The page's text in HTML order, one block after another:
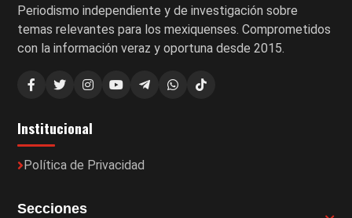
Periodismo independiente y de investigación sobre
temas relevantes para los mexiquenses. Comprometidos
con la información veraz y oportuna desde 2015.
Institucional
Política de Privacidad
Secciones